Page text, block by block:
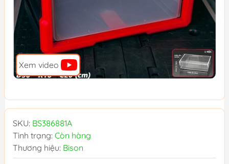
Xem video
SKU: BS386881A
Tình trạng: Còn hàng
Thương hiệu: Bison